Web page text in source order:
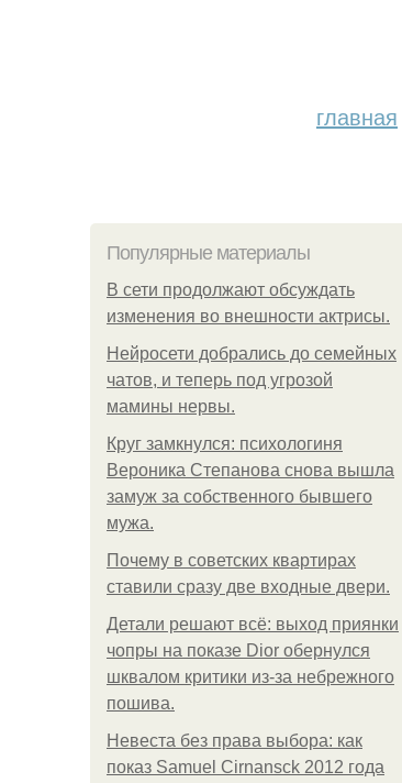
главная
Популярные материалы
В сети продолжают обсуждать
изменения во внешности актрисы.
Нейросети добрались до семейных
чатов, и теперь под угрозой
мамины нервы.
Круг замкнулся: психологиня
Вероника Степанова снова вышла
замуж за собственного бывшего
мужа.
Почему в советских квартирах
ставили сразу две входные двери.
Детали решают всё: выход приянки
чопры на показе Dior обернулся
шквалом критики из-за небрежного
пошива.
Невеста без права выбора: как
показ Samuel Cirnansck 2012 года